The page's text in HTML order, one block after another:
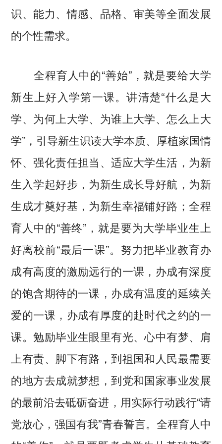
识、能力、情感、品格、审美等全面发展
的个性需求。
全程育人中的“善始”，就是要给大学
新生上好入学第一课。讲清楚“什么是大
学、为何上大学、为谁上大学、怎么上大
学”，引导新生识读大学本质、厚植家国情
怀、强化责任担当、适应大学生活，为新
生入学起好步，为新生成长导好航，为新
生成才奠好基，为新生幸福铺好路；全程
育人中的“善终”，就是要为大学毕业生上
好离校前“最后一课”。努力把毕业教育办
成有高度的激励远行的一课，办成有深度
的饱含期待的一课，办成有温度的延续关
爱的一课，办成有厚度的赴时代之约的一
课。勉励毕业生眼里有光、心中有梦、肩
上有责、脚下有路，到祖国和人民最需要
的地方去成就梦想，到党和国家事业发展
的最前沿去砥砺奋进，用实际行动践行“请
党放心，强国有我”青春誓言。全程育人中